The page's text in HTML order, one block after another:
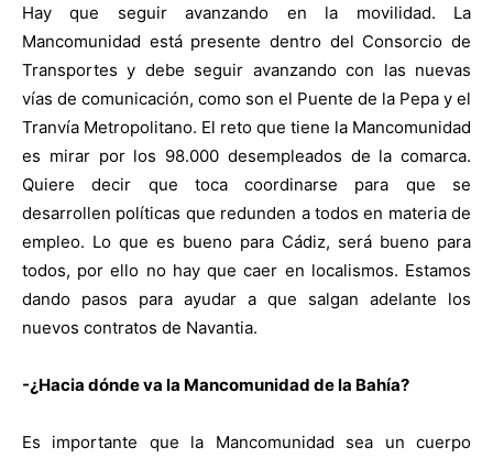
Hay que seguir avanzando en la movilidad. La
Mancomunidad está presente dentro del Consorcio de
Transportes y debe seguir avanzando con las nuevas
vías de comunicación, como son el Puente de la Pepa y el
Tranvía Metropolitano. El reto que tiene la Mancomunidad
es mirar por los 98.000 desempleados de la comarca.
Quiere decir que toca coordinarse para que se
desarrollen políticas que redunden a todos en materia de
empleo. Lo que es bueno para Cádiz, será bueno para
todos, por ello no hay que caer en localismos. Estamos
dando pasos para ayudar a que salgan adelante los
nuevos contratos de Navantia.
-¿Hacia dónde va la Mancomunidad de la Bahía?
Es importante que la Mancomunidad sea un cuerpo